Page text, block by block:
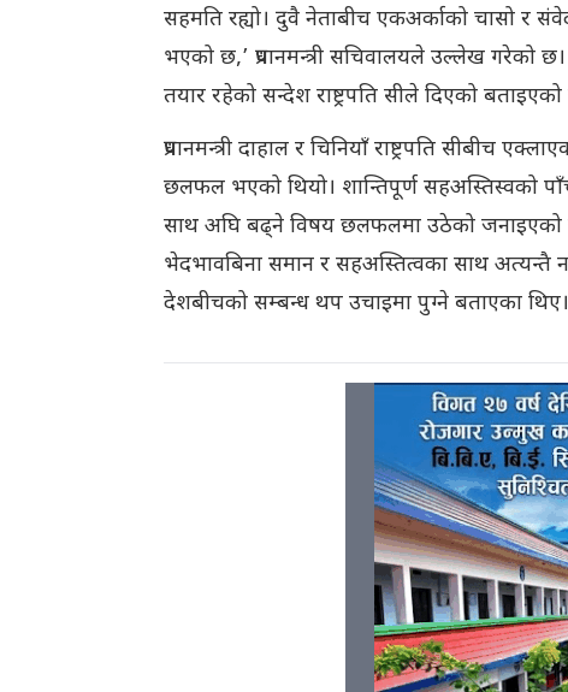
सहमति रह्यो। दुवै नेताबीच एकअर्काको चासो
भएको छ,’ प्रधानमन्त्री सचिवालयले उल्लेख गरेको
तयार रहेको सन्देश राष्ट्रपति सीले दिएको
प्रधानमन्त्री दाहाल र चिनियाँ राष्ट्रपति सीबीच
छलफल भएको थियो। शान्तिपूर्ण सहअस्तिस्वको
साथ अघि बढ्ने विषय छलफलमा उठेको जनाइएको
भेदभावबिना समान र सहअस्तित्वका साथ अत्यन्तै
देशबीचको सम्बन्ध थप उचाइमा पुग्ने बताएका थिए।